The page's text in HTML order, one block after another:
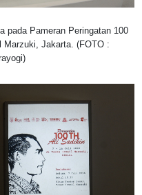
pada Pameran Peringatan 100
Marzuki, Jakarta. (FOTO :